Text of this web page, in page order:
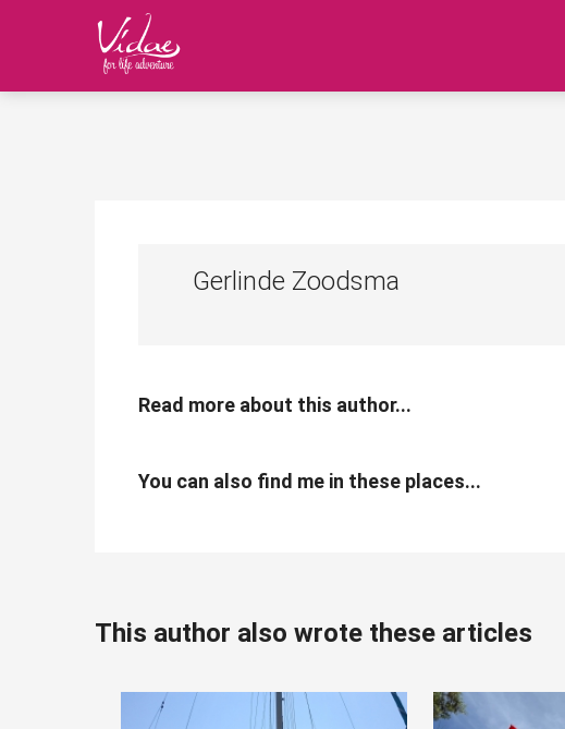
Gerlinde Zoodsma
Read more about this author...
You can also find me in these places...
This author also wrote these articles